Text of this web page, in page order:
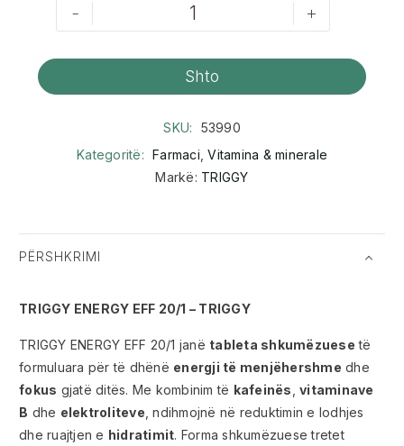
- +
Shto
SKU:
53990
Kategoritë: Farmaci ,Vitamina & minerale
Markë: TRIGGY
PËRSHKRIMI
TRIGGY ENERGY EFF 20/1 – TRIGGY
TRIGGY ENERGY EFF 20/1 janë tableta shkumëzuese të
formuluara për të dhënë energji të menjëhershme dhe
fokus gjatë ditës. Me kombinim të kafeinës vitaminave
B dhe elektroliteve , ndihmojnë në reduktimin e lodhjes
dhe ruajtjen e hidratimit. Forma shkumëzuese tretet